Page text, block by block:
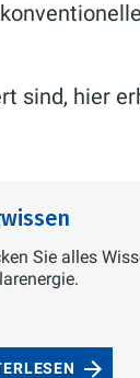
sind, hier
Sie alles